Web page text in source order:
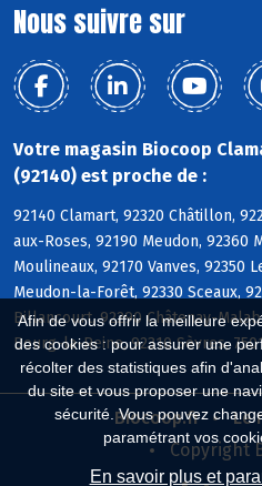
Afin de vous offrir la meilleure
des cookies : pour assurer une
récolter des statistiques afin
du site et vous proposer une
sécurité. Vous pouvez
paramétrant vos
En savoir plus et
Nous suivre sur
Votre magasin Biocoop
(92140) est proche de :
92140 Clamart, 92320 Châtillon,
aux-Roses, 92190 Meudon, 92360
Moulineaux, 92170 Vanves, 92350
Meudon-la-Forêt, 92330 Sceaux,
Billancourt, 92290 Châtenay-
Bourg-la-Reine, 92310 Sèvres,
Biocoop.fr
Le
Copyright